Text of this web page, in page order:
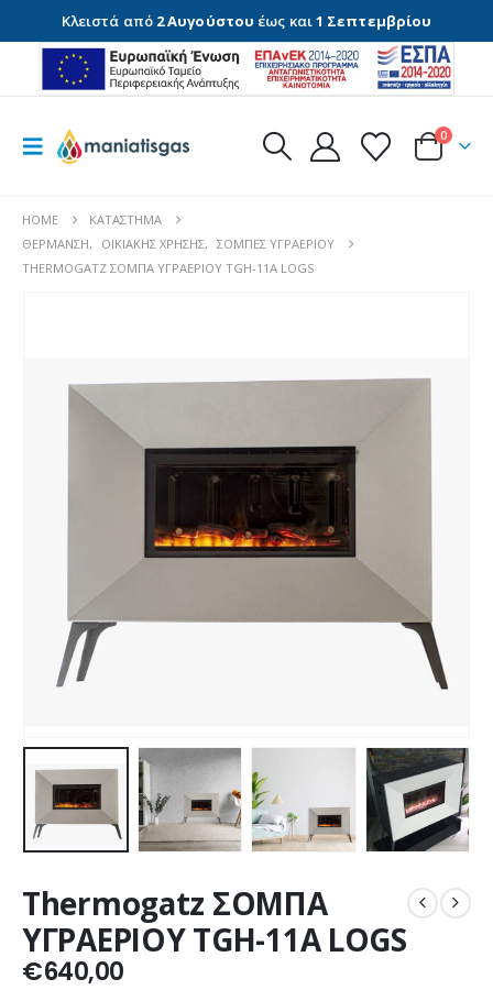
Κλειστά από 2 Αυγούστου έως και1 Σεπτεμβρίου
0
HOME
ΚΑΤΆΣΤΗΜΑ
ΘΈΡΜΑΝΣΗ, ΟΙΚΙΑΚΉΣ ΧΡΉΣΗΣ, ΣΌΜΠΕΣ ΥΓΡΑΕΡΊΟΥ
THERMOGATZ ΣΟΜΠΑ ΥΓΡΑΕΡΙΟΥ TGH-11A LOGS
Thermogatz ΣΟΜΠΑ
ΥΓΡΑΕΡΙΟΥ TGH-11A LOGS
€640,00